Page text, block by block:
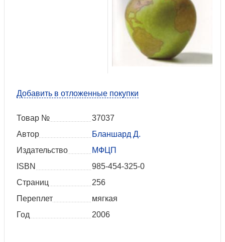
Добавить в отложенные покупки
Товар №
37037
Автор
Бланшард Д.
Издательство
МФЦП
ISBN
985-454-325-0
Страниц
256
Переплет
мягкая
Год
2006